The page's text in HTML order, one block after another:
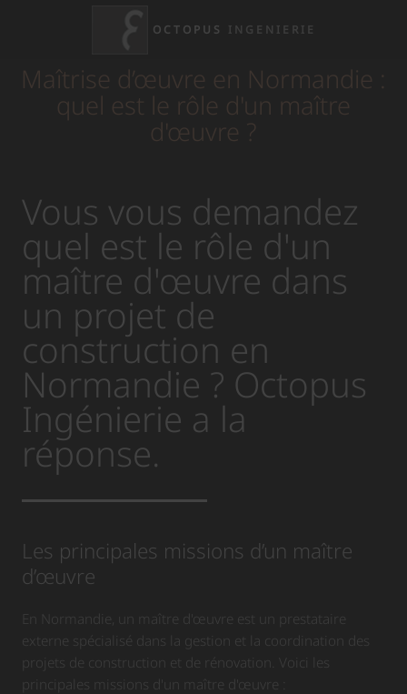
Maîtrise d’œuvre en Normandie :
quel est le rôle d'un maître
d'œuvre ?
Vous vous demandez
quel est le rôle d'un
maître d'œuvre dans
un projet de
construction en
Normandie ? Octopus
Ingénierie a la
réponse.
Les principales missions d’un maître
d’œuvre
En Normandie, un maître d'œuvre est un prestataire
externe spécialisé dans la gestion et la coordination des
projets de construction et de rénovation. Voici les
principales missions d'un maître d'œuvre :
OCTOPUS INGENIERIE